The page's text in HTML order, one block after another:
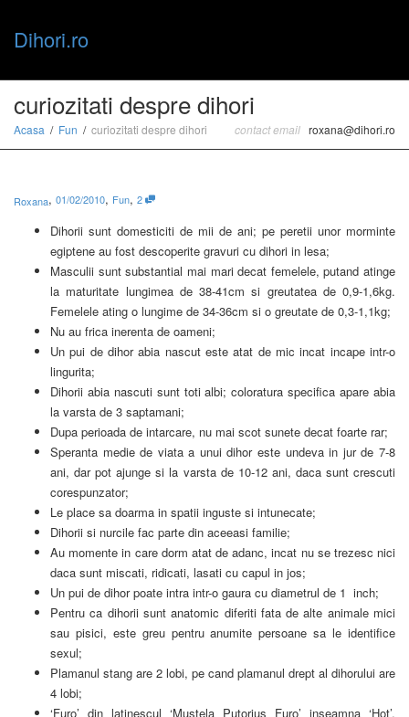
Dihori.ro
curiozitati despre dihori
Acasa Fun curiozitati despre dihori contact email roxana@dihori.ro
Roxana, 01/02/2010, Fun, 2
Dihorii sunt domesticiti de mii de ani; pe peretii unor morminte
egiptene au fost descoperite gravuri cu dihori in lesa;
Masculii sunt substantial mai mari decat femelele, putand atinge
la maturitate lungimea de 38-41cm si greutatea de 0,9-1,6kg.
Femelele ating o lungime de 34-36cm si o greutate de 0,3-1,1kg;
Nu au frica inerenta de oameni;
Un pui de dihor abia nascut este atat de mic incat incape intr-o
lingurita;
Dihorii abia nascuti sunt toti albi; coloratura specifica apare abia
la varsta de 3 saptamani;
Dupa perioada de intarcare, nu mai scot sunete decat foarte rar;
Speranta medie de viata a unui dihor este undeva in jur de 7-8
ani, dar pot ajunge si la varsta de 10-12 ani, daca sunt crescuti
corespunzator;
Le place sa doarma in spatii inguste si intunecate;
Dihorii si nurcile fac parte din aceeasi familie;
Au momente in care dorm atat de adanc, incat nu se trezesc nici
daca sunt miscati, ridicati, lasati cu capul in jos;
Un pui de dihor poate intra intr-o gaura cu diametrul de 1 inch;
Pentru ca dihorii sunt anatomic diferiti fata de alte animale mici
sau pisici, este greu pentru anumite persoane sa le identifice
sexul;
Plamanul stang are 2 lobi, pe cand plamanul drept al dihorului are
4 lobi;
‘Furo’ din latinescul ‘Mustela Putorius Furo’ inseamna ‘Hot’,